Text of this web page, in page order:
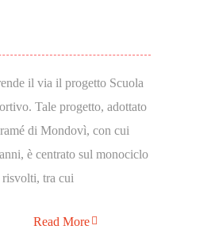
il via il progetto Scuola
Tale progetto, adottato
di Mondovì, con cui
è centrato sul monociclo
tra cui
Read More